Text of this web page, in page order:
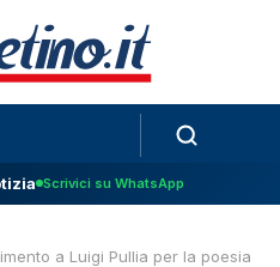
Scrivici su WhatsApp
a Luigi Pullia per la poesia